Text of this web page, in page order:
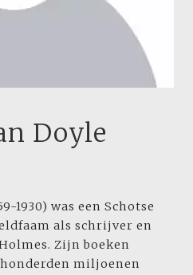
Doyle
1930) was een Schotse
als schrijver en
Zijn boeken
miljoenen